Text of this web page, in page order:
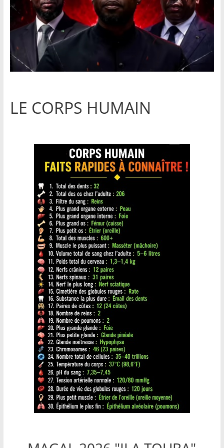
LE CORPS HUMAIN